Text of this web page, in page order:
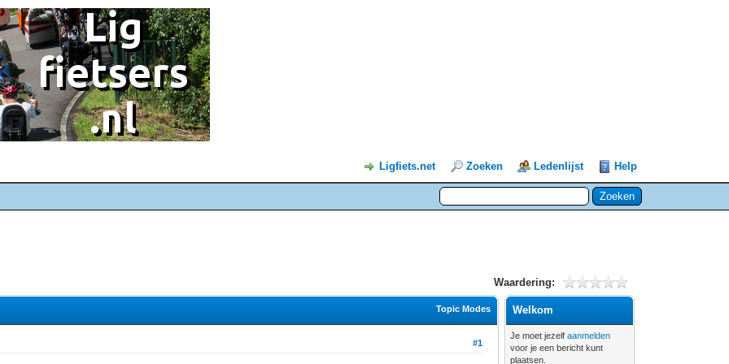
Ligfiets.net Zoeken Ledenlijst Help
Waardering:
Topic Modes
#1
Welkom
Je moet jezelfaanmelden
voor je een bericht kunt
plaatsen.